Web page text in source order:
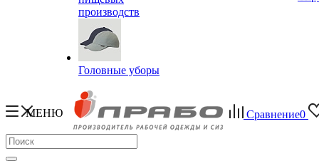
производств
Головные уборы
МЕНЮ Сравнение0